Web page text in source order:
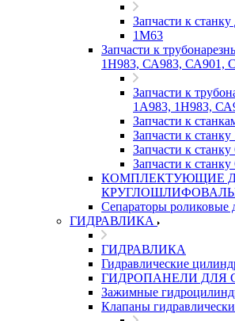
Запчасти к
1М63
Запчасти к
1Н983, СА983, СА901,
Запчасти к
1А983, 1Н983,
Запчасти к
Запчасти к
Запчасти к
Запчасти к
КОМПЛЕКТУЮЩИЕ
Сепараторы роликовые
ГИДРАВЛИКА
ГИДРАВЛИКА
Гидравлические
ГИДРОПАНЕЛИ ДЛЯ
Зажимные
Клапаны